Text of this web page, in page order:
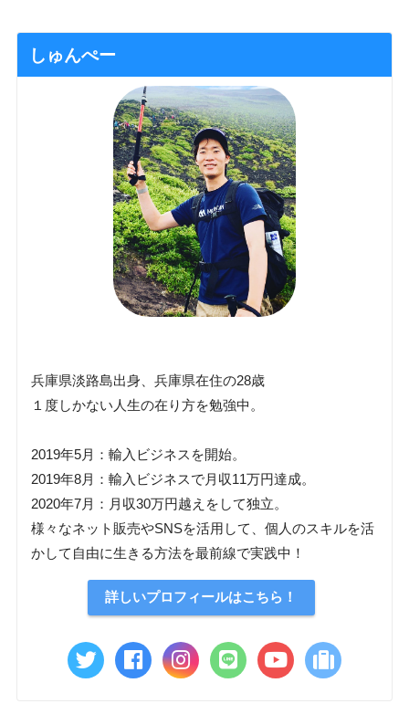
しゅんぺー
兵庫県淡路島出身、兵庫県在住の28歳
１度しかない人生の在り方を勉強中。
2019年5月：輸入ビジネスを開始。
2019年8月：輸入ビジネスで月収11万円達成。
2020年7月：月収30万円越えをして独立。
様々なネット販売やSNSを活用して、個人のスキルを活
かして自由に生きる方法を最前線で実践中！
詳しいプロフィールはこちら！